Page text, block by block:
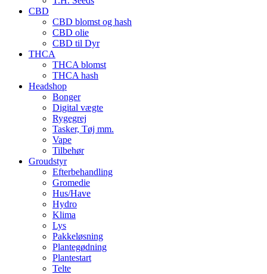
CBD
CBD blomst og hash
CBD olie
CBD til Dyr
THCA
THCA blomst
THCA hash
Headshop
Bonger
Digital vægte
Rygegrej
Tasker, Tøj mm.
Vape
Tilbehør
Groudstyr
Efterbehandling
Gromedie
Hus/Have
Hydro
Klima
Lys
Pakkeløsning
Plantegødning
Plantestart
Telte